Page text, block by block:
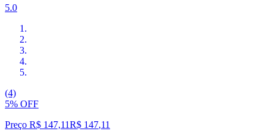
5.0
(4)
5% OFF
Preço R$ 147,11R$ 147,11